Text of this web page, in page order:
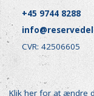
+45 9744 8288
CVR: 42506605
Klik her for at ændre